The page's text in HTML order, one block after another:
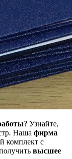
? Узнайте,
Наша фирма
комплект с
высшее